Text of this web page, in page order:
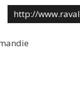
http://